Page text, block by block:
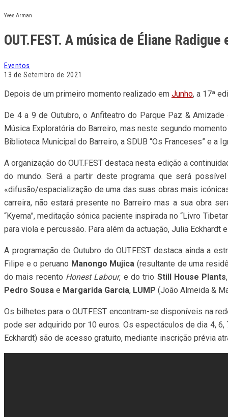
Yves Arman
OUT.FEST. A música de Éliane
Eventos
13 de Setembro de 2021
Depois de um primeiro momento realizado em Junho, a 17ª
De 4 a 9 de Outubro, o Anfiteatro do Parque Paz &
Música Exploratória do Barreiro, mas neste segundo
Biblioteca Municipal do Barreiro, a SDUB “Os Franceses” e a
A organização do OUT.FEST destaca nesta edição a
do mundo. Será a partir deste programa que será
«difusão/espacialização de uma das suas obras mais
carreira, não estará presente no Barreiro mas a sua obra
“Kyema”, meditação sónica paciente inspirada no “Livro
para viola e percussão. Para além da actuação, Julia
A programação de Outubro do OUT.FEST destaca ainda a
Filipe e o peruano Manongo Mujica (resultante de uma
do mais recento Honest Labour, e do trio Still House Plants
Pedro Sousa e Margarida Garcia, LUMP (João Almeida &
Os bilhetes para o OUT.FEST encontram-se disponíveis na
pode ser adquirido por 10 euros. Os espectáculos de dia 4,
Eckhardt) são de acesso gratuito, mediante inscrição prévia